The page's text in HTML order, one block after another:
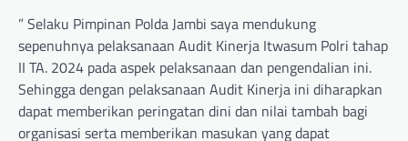
” Selaku Pimpinan Polda Jambi saya mendukung
sepenuhnya pelaksanaan Audit Kinerja Itwasum Polri tahap
II TA. 2024 pada aspek pelaksanaan dan pengendalian ini.
Sehingga dengan pelaksanaan Audit Kinerja ini diharapkan
dapat memberikan peringatan dini dan nilai tambah bagi
organisasi serta memberikan masukan yang dapat